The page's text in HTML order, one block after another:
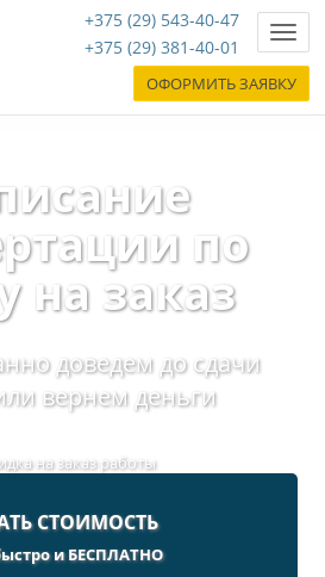
+375 (29) 543-40-47
+375 (29) 381-40-01
ОФОРМИТЬ ЗАЯВКУ
по
на заказ
доведем до сдачи
вернем деньги
СТОИМОСТЬ
и БЕСПЛАТНО